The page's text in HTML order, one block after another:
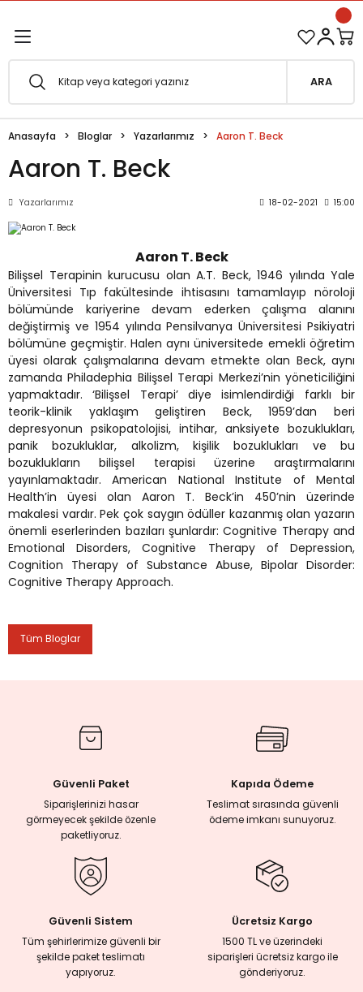
Esfârü'l-Erbaâ Seti şimdi satışta!
Metafor
İncelemeler
ve Araştırma
ARA
Anasayfa Bloglar Yazarlarımız Aaron T. Beck
Aaron T. Beck
Yazarlarımız 18-02-2021 15:00
Aaron T. Beck
Bilişsel Terapinin kurucusu olan A.T. Beck, 1946 yılında Yale
Üniversitesi Tıp fakültesinde ihtisasını tamamlayıp nöroloji
bölümünde kariyerine devam ederken çalışma alanını
değiştirmiş ve 1954 yılında Pensilvanya Üniversitesi Psikiyatri
bölümüne geçmiştir. Halen aynı üniversitede emekli öğretim
üyesi olarak çalışmalarına devam etmekte olan Beck, aynı
zamanda Philadephia Bilişsel Terapi Merkezi’nin yöneticiliğini
yapmaktadır. ‘Bilişsel Terapi’ diye isimlendirdiği farklı bir
teorik-klinik yaklaşım geliştiren Beck, 1959’dan beri
depresyonun psikopatolojisi, intihar, anksiyete bozuklukları,
panik bozukluklar, alkolizm, kişilik bozuklukları ve bu
bozuklukların bilişsel terapisi üzerine araştırmalarını
yayınlamaktadır. American National Institute of Mental
Health’in üyesi olan Aaron T. Beck’in 450’nin üzerinde
makalesi vardır. Pek çok saygın ödüller kazanmış olan yazarın
önemli eserlerinden bazıları şunlardır: Cognitive Therapy and
Emotional Disorders, Cognitive Therapy of Depression,
Cognition Therapy of Substance Abuse, Bipolar Disorder:
Cognitive Therapy Approach.
Tüm Bloglar
Güvenli Paket
Siparişlerinizi hasar
görmeyecek şekilde özenle
paketliyoruz.
Kapıda Ödeme
Teslimat sırasında güvenli
ödeme imkanı sunuyoruz.
Güvenli Sistem
Tüm şehirlerimize güvenli bir
şekilde paket teslimatı
yapıyoruz.
Ücretsiz Kargo
1500 TL ve üzerindeki
siparişleri ücretsiz kargo ile
gönderiyoruz.